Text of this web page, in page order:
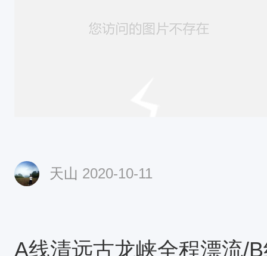
车：游阳朔山水、西街艳遇、漓
名：天山个人微信，可实时资讯
天山 2020-10-11